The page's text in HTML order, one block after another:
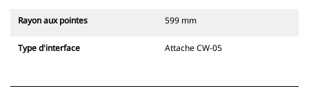
Rayon aux pointes 599 mm
Type d'interface Attache CW-05